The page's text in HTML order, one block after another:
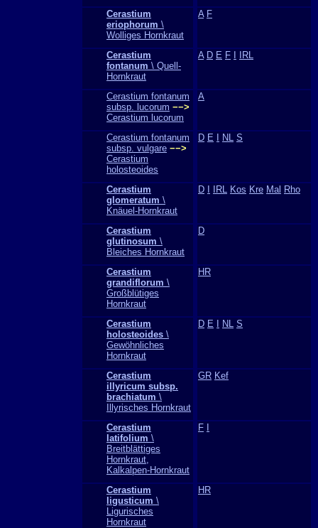
Cerastium
eriophorum \
Wolliges Hornkraut
A F
Cerastium
fontanum \ Quell-
Hornkraut
A D E F IRL
Cerastium fontanum
subsp. lucorum −−>
Cerastium lucorum
A
Cerastium fontanum
subsp. vulgare −−>
Cerastium
holosteoides
D E NL S
Cerastium
glomeratum \
Knäuel-Hornkraut
D IRL Kos Kre Mal Rho
Cerastium
glutinosum \
Bleiches Hornkraut
D
Cerastium
grandiflorum \
Großblütiges
Hornkraut
HR
Cerastium
holosteoides \
Gewöhnliches
Hornkraut
D E NL S
Cerastium
illyricum subsp.
brachiatum \
Illyrisches Hornkraut
GR Kef
Cerastium
latifolium \
Breitblättiges
Hornkraut,
Kalkalpen-Hornkraut
F
Cerastium
ligusticum \
Ligurisches
Hornkraut
HR